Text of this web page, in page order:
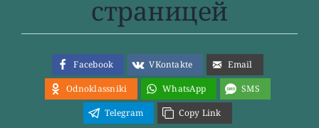
страницей
Facebook VKontakte
Email
Odnoklassniki
WhatsApp
SMS
Telegram
Copy Link